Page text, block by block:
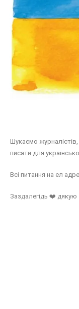
Шукаємо
писати для
Всі питання на ел
Заздалегідь ❤️ дякую